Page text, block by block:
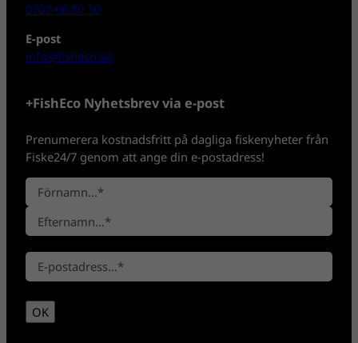
0702-08 80 30
E-post
info@fisheco.se
+FishEco Nyhetsbrev via e-post
Prenumerera kostnadsfritt på dagliga fiskenyheter från
Fiske24/7 genom att ange din e-postadress!
N
a
n
*
F
ö
r
a
m
n
t
e
E
-
OK